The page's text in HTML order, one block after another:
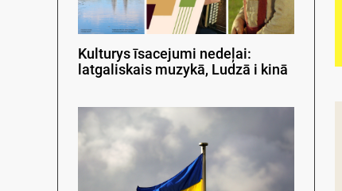
Kulturys īsacejumi nedeļai:
latgaliskais muzykā, Ludzā i kinā